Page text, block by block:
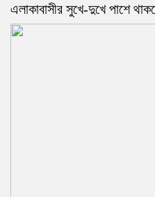
এলাকাবাসীর সুখে-দুখে পাশে